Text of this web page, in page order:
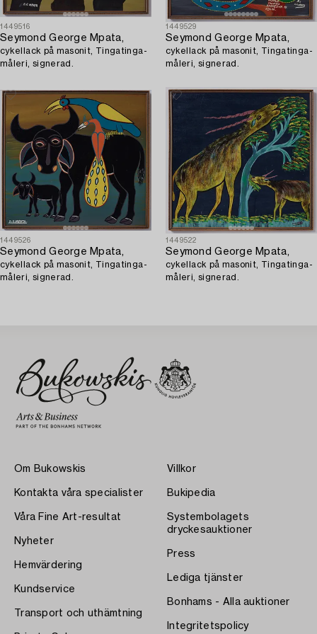
1449516
Seymond George Mpata,
cykellack på masonit, Tingatinga-
måleri, signerad.
1449529
Seymond George Mpata,
cykellack på masonit, Tingatinga-
måleri, signerad.
1449526
Seymond George Mpata,
cykellack på masonit, Tingatinga-
måleri, signerad.
1449522
Seymond George Mpata,
cykellack på masonit, Tingatinga-
måleri, signerad.
Om Bukowskis
Kontakta våra specialister
Våra Fine Art-resultat
Nyheter
Hemvärdering
Kundservice
Transport och uthämtning
Villkor
Bukipedia
Systembolagets
dryckesauktioner
Press
Lediga tjänster
Bonhams - Alla auktioner
Integritetspolicy